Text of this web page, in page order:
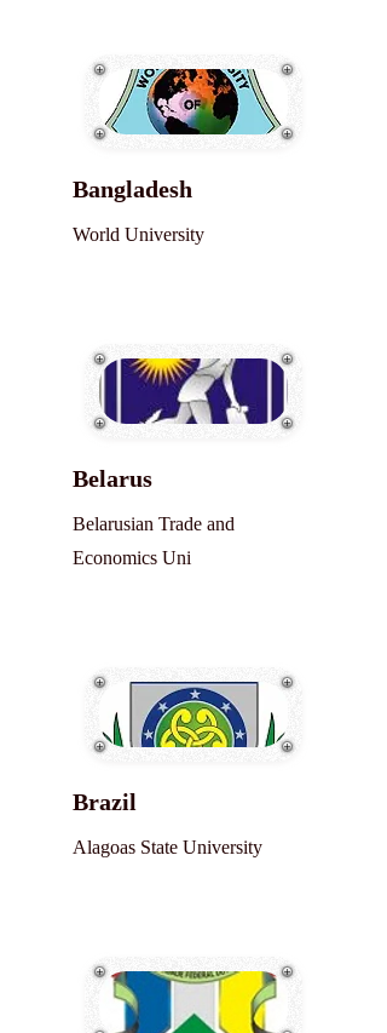
Bangladesh
World University
Belarus
Belarusian Trade and
Economics Uni
Brazil
Alagoas State University